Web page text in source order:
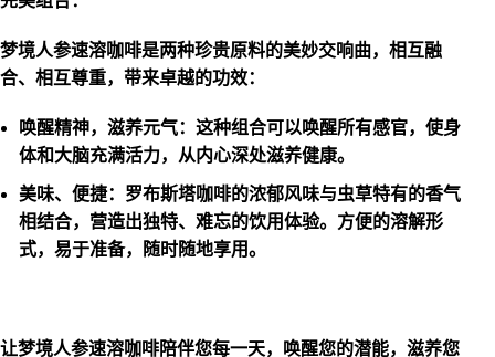
梦境人参速溶咖啡是两种珍贵原料的美妙交响曲，相互融
合、相互尊重，带来卓越的功效：
唤醒精神，滋养元气：这种组合可以唤醒所有感官，使身
体和大脑充满活力，从内心深处滋养健康。
美味、便捷： 罗布斯塔咖啡的浓郁风味与虫草特有的香气
相结合，营造出独特、难忘的饮用体验。方便的溶解形
式，易于准备，随时随地享用。
让梦境人参速溶咖啡陪伴您每一天，唤醒您的潜能，滋养您